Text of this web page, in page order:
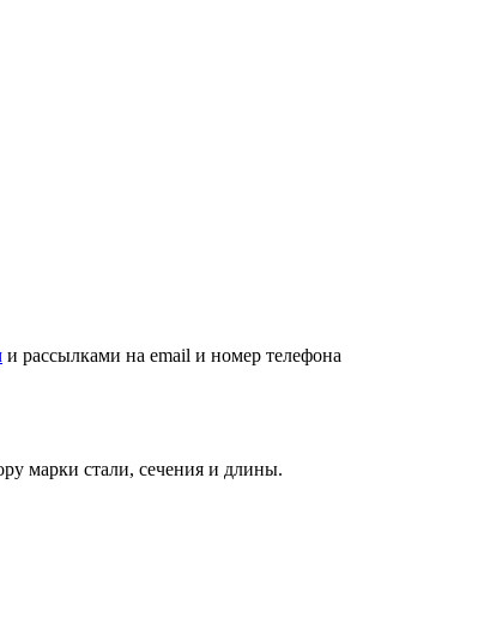
и рассылками на email и номер телефона
марки стали, сечения и длины.